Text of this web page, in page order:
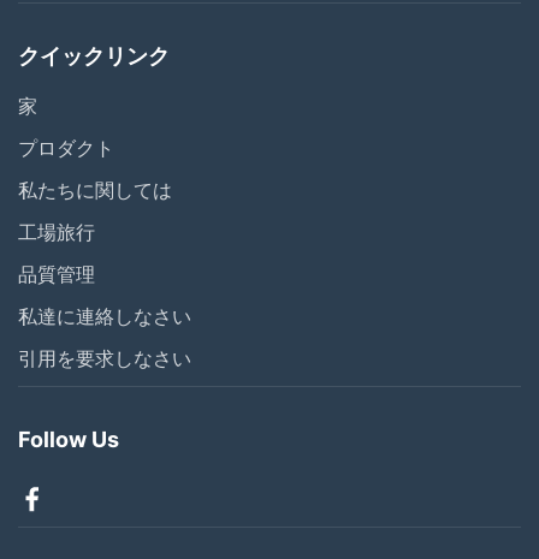
クイックリンク
家
プロダクト
私たちに関しては
工場旅行
品質管理
私達に連絡しなさい
引用を要求しなさい
Follow Us